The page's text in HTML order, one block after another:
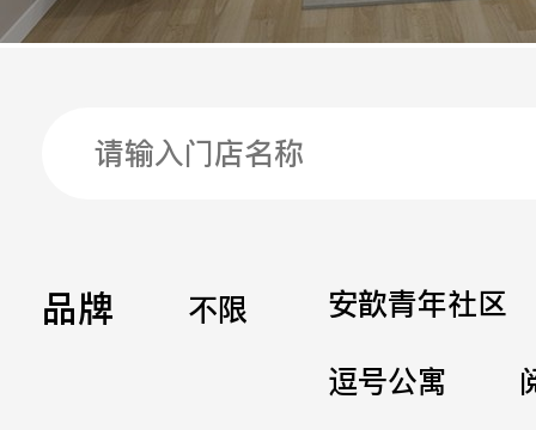
品牌 不限
安歆青年社区
逗号公寓
邮箱
留言
立即提交